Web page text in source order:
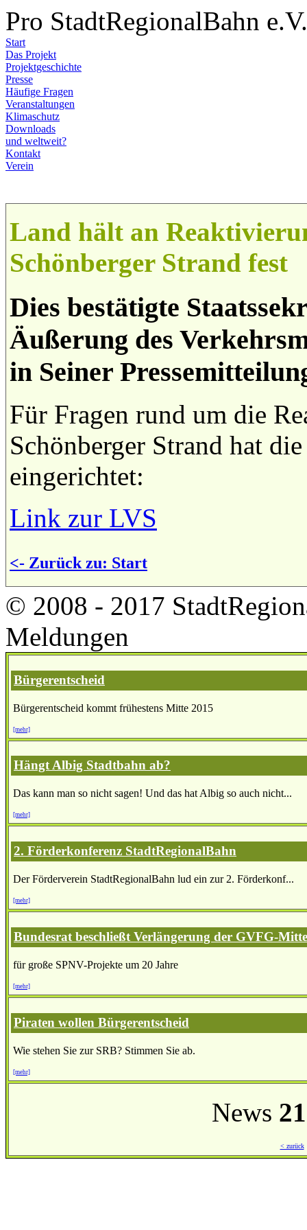
Pro StadtRegionalBahn e.V.
Start
Das Projekt
Projektgeschichte
Presse
Häufige Fragen
Veranstaltungen
Klimaschutz
Downloads
und weltweit?
Kontakt
Verein
Land hält an
Schönberger Strand fest
Dies bestätigte
Äußerung des
in Seiner
Für Fragen rund um die
Schönberger Strand hat
eingerichtet:
Link zur LVS
<- Zurück zu: Start
© 2008 - 2017
Meldungen
Bürgerentscheid
Bürgerentscheid kommt frühestens Mitte 2015
[mehr]
Hängt Albig Stadtbahn ab?
Das kann man so nicht sagen! Und das hat Albig so auch nicht...
[mehr]
2. Förderkonferenz StadtRegionalBahn
Der Förderverein StadtRegionalBahn lud ein zur 2. Förderkonf...
[mehr]
Bundesrat beschließt Verlängerung der GVFG-
für große SPNV-Projekte um 20 Jahre
[mehr]
Piraten wollen Bürgerentscheid
Wie stehen Sie zur SRB? Stimmen Sie ab.
[mehr]
News
< zurück